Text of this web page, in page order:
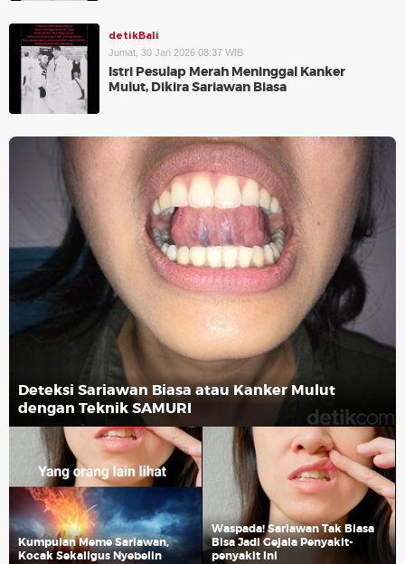
detikBali
Jumat, 30 Jan 2026 08:37 WIB
Istri Pesulap Merah Meninggal Kanker
Mulut, Dikira Sariawan Biasa
Deteksi Sariawan Biasa atau Kanker Mulut
dengan Teknik SAMURI
Kumpulan Meme Sariawan,
Kocak Sekaligus Nyebelin
Waspada! Sariawan Tak Biasa
Bisa Jadi Gejala Penyakit-
penyakit Ini